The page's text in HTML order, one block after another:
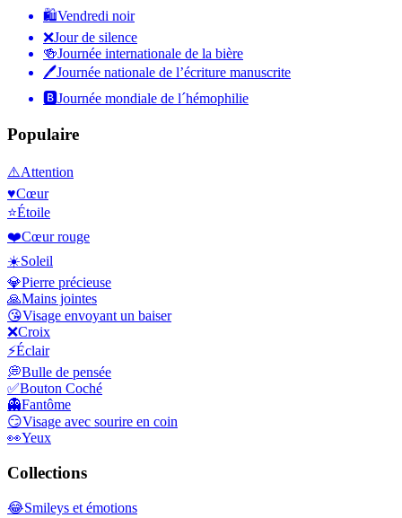
🛍Vendredi noir
❌Jour de silence
🍻Journée internationale de la bière
🖊Journée nationale de l’écriture manuscrite
🅱️Journée mondiale de l´hémophilie
Populaire
⚠️Attention
♥️Cœur
⭐Étoile
❤️Cœur rouge
☀️Soleil
💎Pierre précieuse
🙏Mains jointes
😘Visage envoyant un baiser
❌Croix
⚡Éclair
💭Bulle de pensée
✅Bouton Coché
👻Fantôme
😏Visage avec sourire en coin
👀Yeux
Collections
😂Smileys et émotions